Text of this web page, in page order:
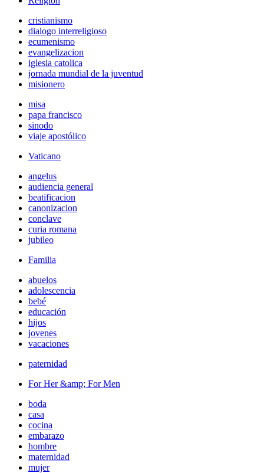
cristianismo
dialogo interreligioso
ecumenismo
evangelizacion
iglesia catolica
jornada mundial de la juventud
misionero
misa
papa francisco
sinodo
viaje apostólico
Vaticano
angelus
audiencia general
beatificacion
canonizacion
conclave
curia romana
jubileo
Familia
abuelos
adolescencia
bebé
educación
hijos
jovenes
vacaciones
paternidad
For Her &amp; For Men
boda
casa
cocina
embarazo
hombre
maternidad
mujer